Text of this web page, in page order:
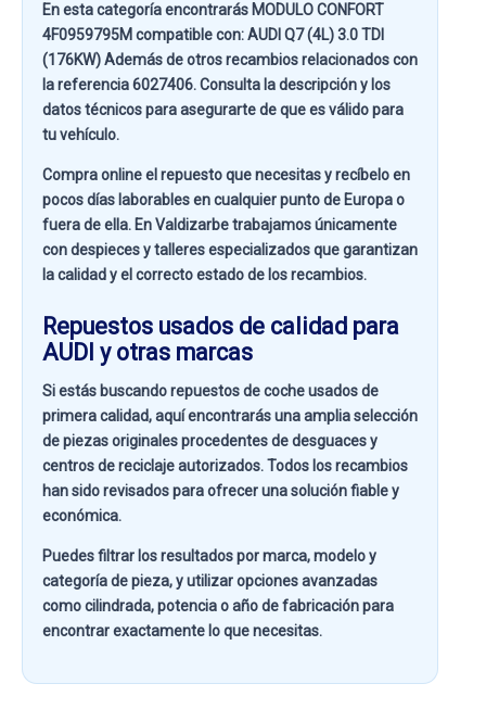
En esta categoría encontrarás MODULO CONFORT
4F0959795M compatible con:AUDI Q7 (4L) 3.0 TDI
(176KW)Además de otros recambios relacionados con
la referencia6027406. Consulta la descripción y los
datos técnicos para asegurarte de que es válido para
tu vehículo.
Compra online el repuesto que necesitas y recíbelo en
pocos días laborables en cualquier punto de Europa o
fuera de ella. EnValdizarbetrabajamos únicamente
con despieces y talleres especializados que garantizan
la calidad y el correcto estado de los recambios.
Repuestos usados de calidad para
AUDI y otras marcas
Si estás buscandorepuestos de coche usados de
primera calidad, aquí encontrarás una amplia selección
de piezas originales procedentes de desguaces y
centros de reciclaje autorizados. Todos los recambios
han sido revisados para ofrecer una solución fiable y
económica.
Puedes filtrar los resultados pormarca, modelo y
categoría de pieza, y utilizar opciones avanzadas
comocilindrada, potencia o año de fabricaciónpara
encontrar exactamente lo que necesitas.